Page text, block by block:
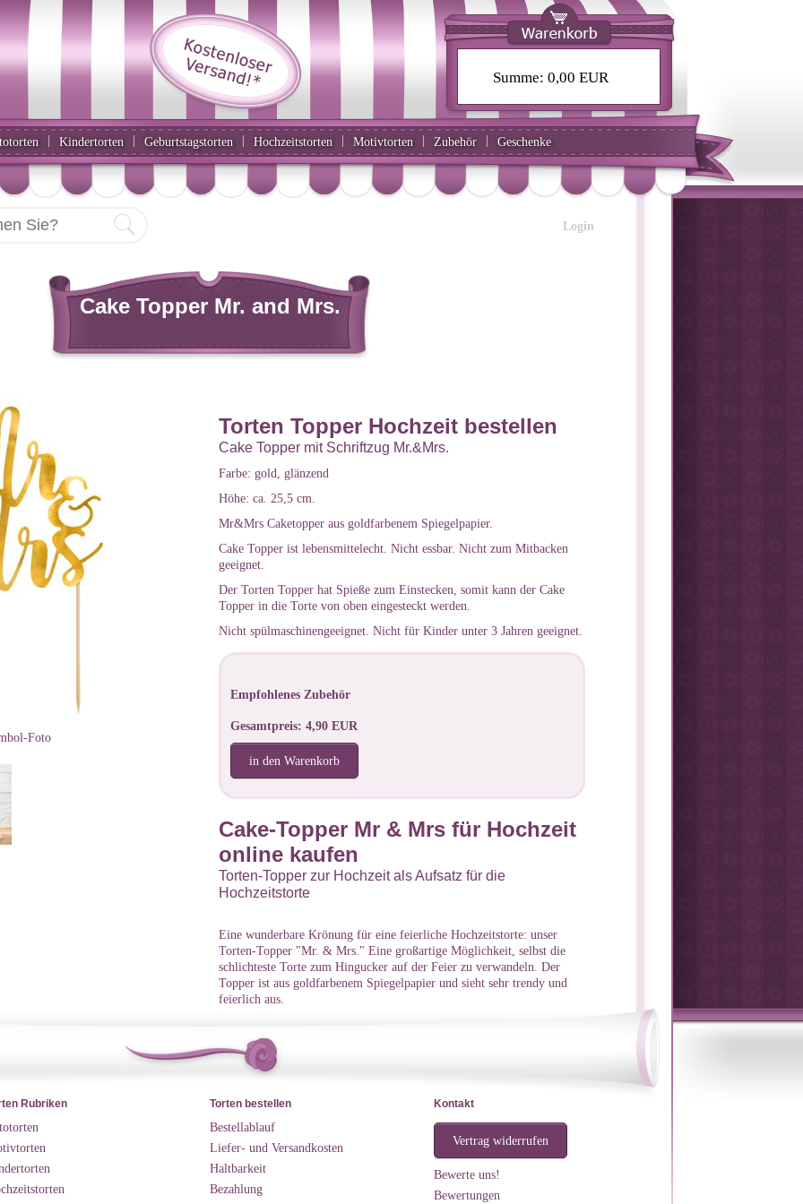
| Kindertorten | Geburtstagstorten | Hochzeitstorten | Motivtorten | Zubehör | Geschenke
Summe: 0,00 EUR
Login
Cake Topper Mr. and Mrs.
Foto
Torten Topper Hochzeit bestellen
Cake Topper mit Schriftzug Mr.&Mrs.
Farbe: gold, glänzend
Höhe: ca. 25,5 cm.
Mr&Mrs Caketopper aus goldfarbenem Spiegelpapier.
Cake Topper ist lebensmittelecht. Nicht essbar. Nicht zum Mitbacken
geeignet.
Der Torten Topper hat Spieße zum Einstecken, somit kann der Cake
Topper in die Torte von oben eingesteckt werden.
Nicht spülmaschinengeeignet. Nicht für Kinder unter 3 Jahren geeignet.
Empfohlenes Zubehör
Gesamtpreis: 4,90 EUR
in den Warenkorb
Cake-Topper Mr & Mrs für Hochzeit
online kaufen
Torten-Topper zur Hochzeit als Aufsatz für die
Hochzeitstorte
Eine wunderbare Krönung für eine feierliche Hochzeitstorte: unser
Torten-Topper "Mr. & Mrs." Eine großartige Möglichkeit, selbst die
schlichteste Torte zum Hingucker auf der Feier zu verwandeln. Der
Topper ist aus goldfarbenem Spiegelpapier und sieht sehr trendy und
feierlich aus.
Rubriken Torten bestellen
Bestellablauf
Liefer- und Versandkosten
Haltbarkeit
Bezahlung
Kontakt
Vertrag widerrufen
Bewerte uns!
Bewertungen